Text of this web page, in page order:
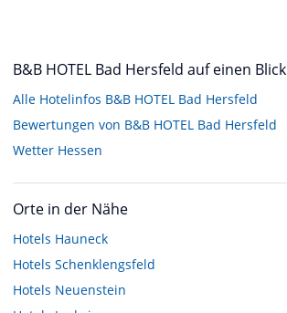
B&B HOTEL Bad Hersfeld auf einen Blick
Alle Hotelinfos B&B HOTEL Bad Hersfeld
Bewertungen von B&B HOTEL Bad Hersfeld
Wetter Hessen
Orte in der Nähe
Hotels Hauneck
Hotels Schenklengsfeld
Hotels Neuenstein